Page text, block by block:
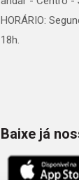
HORÁRIO:
18h.
Baixe já